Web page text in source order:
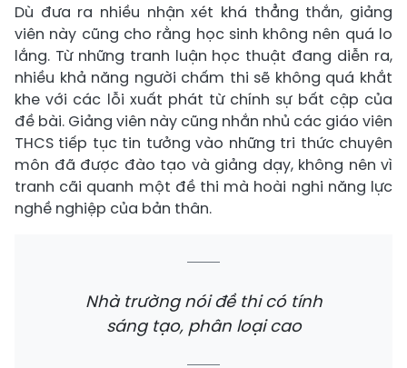
Dù đưa ra nhiều nhận xét khá thẳng thắn, giảng
viên này cũng cho rằng học sinh không nên quá lo
lắng. Từ những tranh luận học thuật đang diễn ra,
nhiều khả năng người chấm thi sẽ không quá khắt
khe với các lỗi xuất phát từ chính sự bất cập của
đề bài. Giảng viên này cũng nhắn nhủ các giáo viên
THCS tiếp tục tin tưởng vào những tri thức chuyên
môn đã được đào tạo và giảng dạy, không nên vì
tranh cãi quanh một đề thi mà hoài nghi năng lực
nghề nghiệp của bản thân.
Nhà trường nói đề thi có tính
sáng tạo, phân loại cao